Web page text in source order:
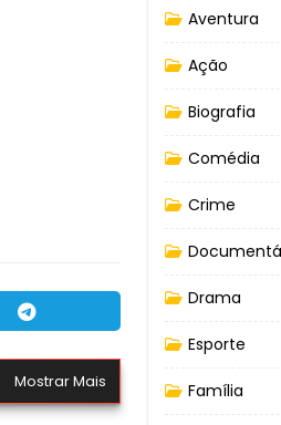
Mostrar Mais
Aventura
Ação
Biografia
Comédia
Crime
Drama
Esporte
Família